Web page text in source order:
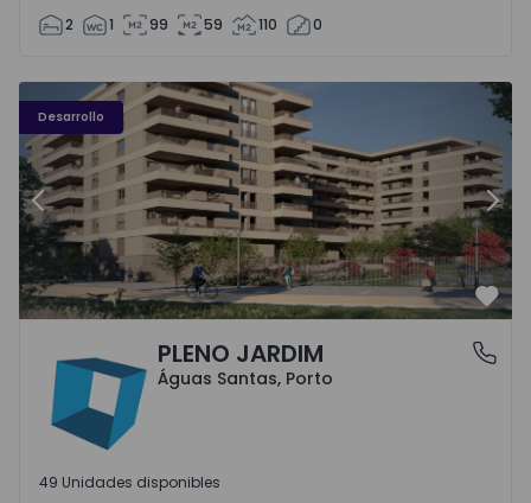
2 1 99 59 110 0
Desarrollo
PLENO JARDIM - 3
Anterior
Águas Santas, PortoPLENO JARDIM
Águas Santas, Porto
49 Unidades disponibles